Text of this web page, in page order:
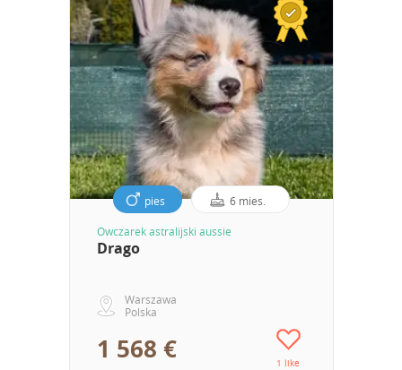
pies 6 mies.
Owczarek astralijski aussie
Drago
Warszawa
Polska
1 568 € 1 like